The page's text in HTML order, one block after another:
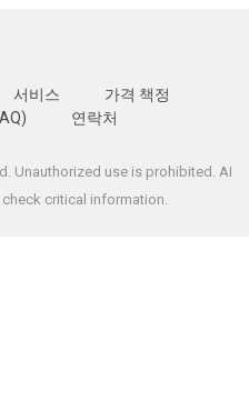
서비스
가격 책정
연락처
Unauthorized use is prohibited. AI
critical information.